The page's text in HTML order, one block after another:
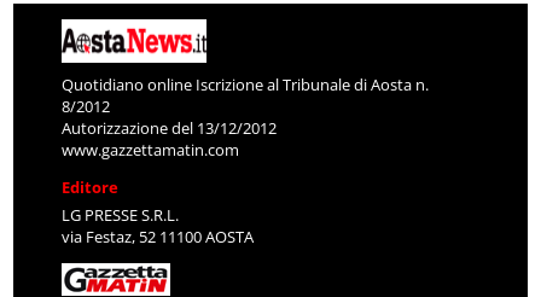
Quotidiano online Iscrizione al Tribunale di Aosta n.
8/2012
Autorizzazione del 13/12/2012
www.gazzettamatin.com
Editore
LG PRESSE S.R.L.
via Festaz, 52 11100 AOSTA